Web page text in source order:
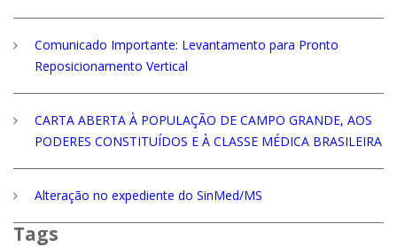
Comunicado Importante: Levantamento para Pronto
Reposicionamento Vertical
CARTA ABERTA À POPULAÇÃO DE CAMPO GRANDE, AOS
PODERES CONSTITUÍDOS E À CLASSE MÉDICA BRASILEIRA
Alteração no expediente do SinMed/MS
Tags